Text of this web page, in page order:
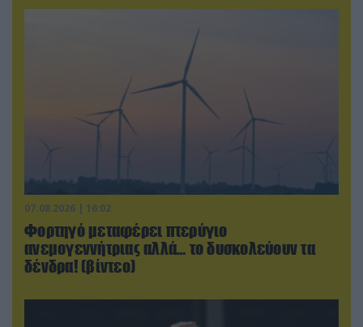
07.08.2026 | 16:02
Φορτηγό μεταφέρει πτερύγιο
ανεμογεννήτριας αλλά… το δυσκολεύουν τα
δένδρα! (βίντεο)